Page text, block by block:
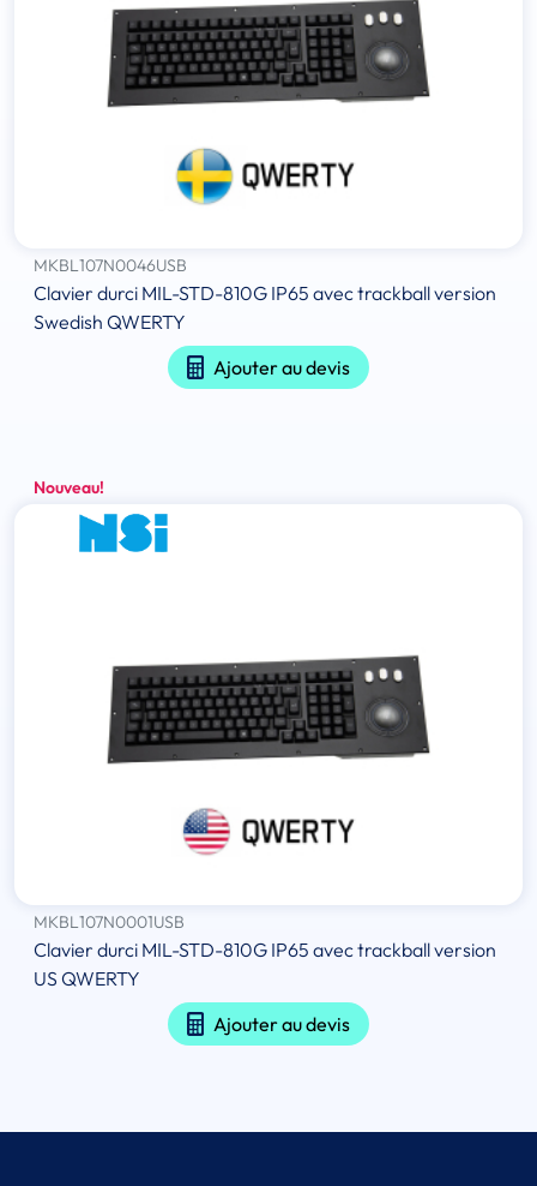
MKBL107N0046USB
Clavier durci MIL-STD-810G IP65 avec trackball version
Swedish QWERTY
Ajouter au devis
Nouveau!
MKBL107N0001USB
Clavier durci MIL-STD-810G IP65 avec trackball version
US QWERTY
Ajouter au devis